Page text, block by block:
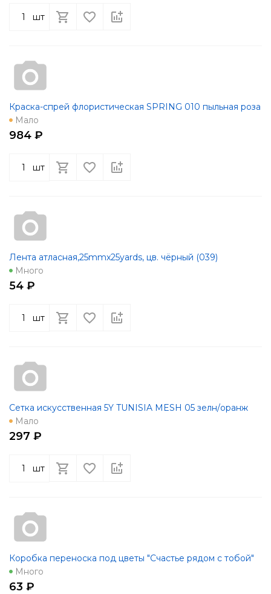
шт
Краска-спрей флористическая SPRING 010 пыльная роза
Мало
984 ₽
шт
Лента атласная,25mmx25yards, цв. чёрный (039)
Много
54 ₽
шт
Сетка искусственная 5Y TUNISIA MESH 05 зелн/оранж
Мало
297 ₽
шт
Коробка переноска под цветы "Счастье рядом с тобой"
Много
63 ₽